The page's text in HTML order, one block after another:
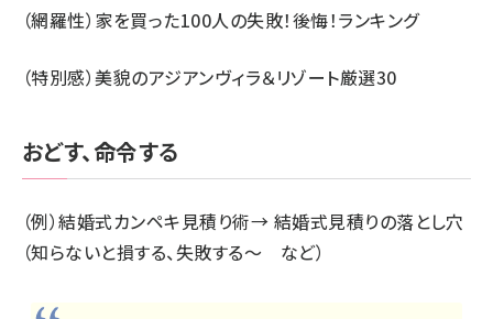
（網羅性）家を買った100人の失敗！後悔！ランキング
（特別感）美貌のアジアンヴィラ＆リゾート厳選30
おどす、命令する
（例）結婚式カンペキ見積り術→ 結婚式見積りの落とし穴
（知らないと損する、失敗する～ など）